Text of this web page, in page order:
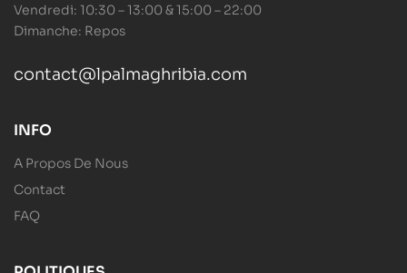
Vendredi: 10:30 – 13:00 & 15:00 – 22:00
Dimanche: Repos
contact@lpalmaghribia.com
INFO
A Propos De Nous
Contact
FAQ